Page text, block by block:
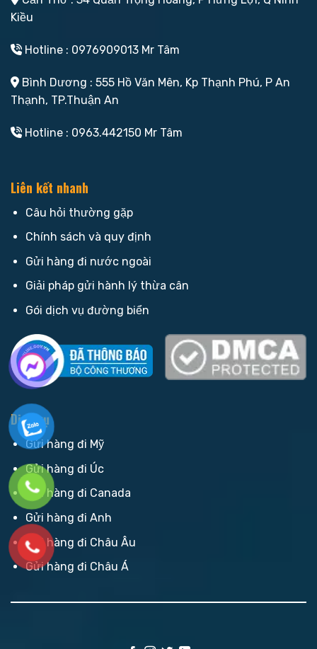
Kiều
Hotline : 0976909013 Mr Tâm
Bình Dương : 555 Hồ Văn Mên, Kp Thạnh Phú, P An
Thạnh, TP.Thuận An
Hotline : 0963.442150 Mr Tâm
Liên kết nhanh
Câu hỏi thường gặp
Chính sách và quy định
Gửi hàng đi nước ngoài
Giải pháp gửi hành lý thừa cân
Gói dịch vụ đường biển
Dịch vụ
Gửi hàng đi Mỹ
Gửi hàng đi Úc
Gửi hàng đi Canada
Gửi hàng đi Anh
Gửi hàng đi Châu Âu
Gửi hàng đi Châu Á